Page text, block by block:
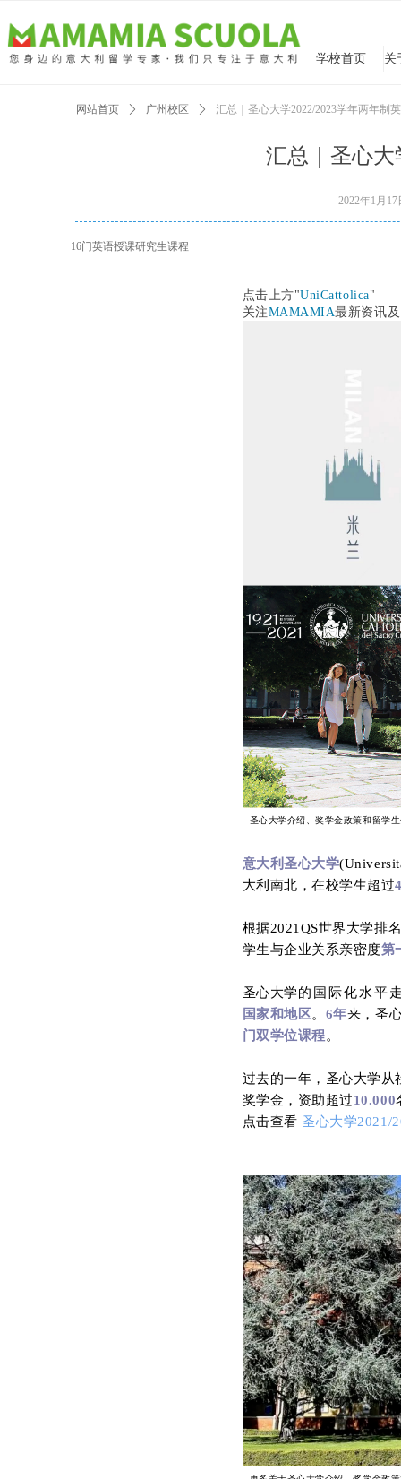
学校首页
汇总｜圣心大
网站首页 ꄲ 广州校区 ꄲ 汇总｜圣心大学2022/2023学年两年制
点击上方"UniCattolica"
关注MAMAMIA最新资讯
圣心大学介绍、奖学金政策和留学
意大利圣心大学
大利南北，在校学生超过
根据2021QS世界大学排
学生与企业关系亲密度第
圣心大学的国际化水平
国家和地区 。 6年来，圣
门双学位课程。
过去的一年，圣心大学从
奖学金，资助超过10.000
点击查看圣心大学2021/
2022年1月17
16门英语授课研究生课程